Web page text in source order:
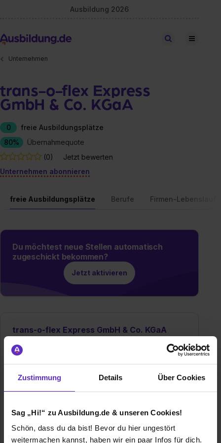
Zustimmung Details Über Cookies
Sag „Hi!“ zu Ausbildung.de & unseren Cookies!
Schön, dass du da bist! Bevor du hier ungestört
weitermachen kannst, haben wir ein paar Infos für dich.
Ausbildung 2026
Stellen finden
Unternehmen
trans-o-flex Express
GmbH & Co. KGaA
0
freie Ausbildungsplätze
80%
Übernahmequote
(0)
Jetzt bewerten
Unternehmen abonnieren
freie Ausbildungsplätze Berufe Firmen-Lebenslauf
Du möchtest neue Stellen automatisch
zugeschickt bekommen?
Jetzt aktivieren
trans-o-flex Express GmbH & Co. KGaA
Hertzstraße 10
69469 Weinheim
Mitarbeiter ca. 2000
Umsatz 617 Million